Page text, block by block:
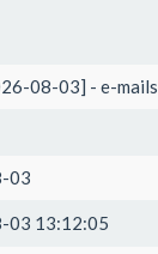
08-03] - e-mails
03
03 13:12:05